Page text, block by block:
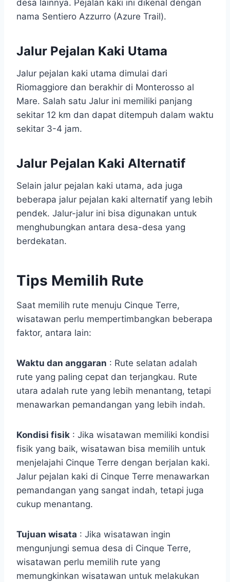
desa lainnya. Pejalan kaki ini dikenal dengan
nama Sentiero Azzurro (Azure Trail).
Jalur Pejalan Kaki Utama
Jalur pejalan kaki utama dimulai dari
Riomaggiore dan berakhir di Monterosso al
Mare. Salah satu Jalur ini memiliki panjang
sekitar 12 km dan dapat ditempuh dalam waktu
sekitar 3-4 jam.
Jalur Pejalan Kaki Alternatif
Selain jalur pejalan kaki utama, ada juga
beberapa jalur pejalan kaki alternatif yang lebih
pendek. Jalur-jalur ini bisa digunakan untuk
menghubungkan antara desa-desa yang
berdekatan.
Tips Memilih Rute
Saat memilih rute menuju Cinque Terre,
wisatawan perlu mempertimbangkan beberapa
faktor, antara lain:
Waktu dan anggaran : Rute selatan adalah
rute yang paling cepat dan terjangkau. Rute
utara adalah rute yang lebih menantang, tetapi
menawarkan pemandangan yang lebih indah.
Kondisi fisik : Jika wisatawan memiliki kondisi
fisik yang baik, wisatawan bisa memilih untuk
menjelajahi Cinque Terre dengan berjalan kaki.
Jalur pejalan kaki di Cinque Terre menawarkan
pemandangan yang sangat indah, tetapi juga
cukup menantang.
Tujuan wisata : Jika wisatawan ingin
mengunjungi semua desa di Cinque Terre,
wisatawan perlu memilih rute yang
memungkinkan wisatawan untuk melakukan